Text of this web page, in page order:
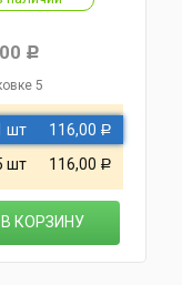
Р
5
шт 116,00 Р
шт 116,00 Р
В КОРЗИНУ